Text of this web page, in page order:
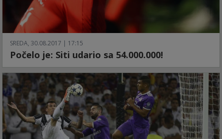
SREDA, 30.08.2017 | 17:15
Počelo je: Siti udario sa 54.000.000!